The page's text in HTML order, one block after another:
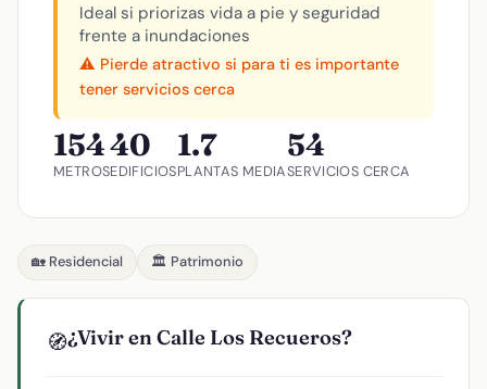
Ideal si priorizas vida a pie y seguridad
frente a inundaciones
⚠️ Pierde atractivo si para ti es importante
tener servicios cerca
154
METROS
40
EDIFICIOS
1.7
PLANTAS MEDIA
54
SERVICIOS CERCA
🏡 Residencial 🏛️ Patrimonio
🧭¿Vivir en Calle Los Recueros?